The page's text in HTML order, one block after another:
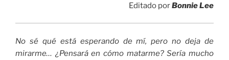
Editado porBonnie Lee
No sé qué está esperando de mí, pero no deja de
mirarme… ¿Pensará en cómo matarme? Sería mucho